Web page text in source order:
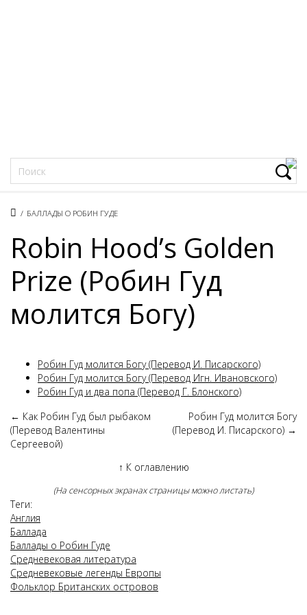
/ БАЛЛАДЫ О РОБИН ГУДЕ
Robin Hood’s Golden
Prize (Робин Гуд
молится Богу)
Робин Гуд молится Богу (Перевод И. Писарского)
Робин Гуд молится Богу (Перевод Игн. Ивановского)
Робин Гуд и два попа (Перевод Г. Блонского)
← Как Робин Гуд был рыбаком
(Перевод Валентины
Сергеевой)
Робин Гуд молится Богу
(Перевод И. Писарского) →
↑ К оглавлению
(На сенсорных экранах страницы можно листать)
Теги:
Англия
Баллада
Баллады о Робин Гуде
Средневековая литература
Средневековые легенды Европы
Фольклор Британских островов